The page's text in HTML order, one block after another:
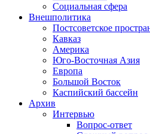
Социальная сфера
Внешполитика
Постсоветское
Кавказ
Америка
Юго-Восточная Азия
Европа
Большой Восток
Каспийский бассейн
Архив
Интервью
Вопрос-ответ